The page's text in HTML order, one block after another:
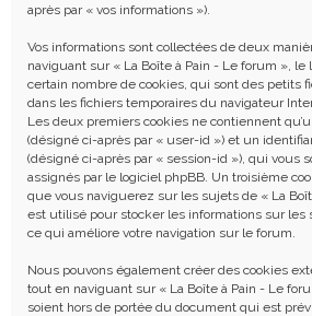
après par « vos informations »).
Vos informations sont collectées de deux
naviguant sur « La Boîte à Pain - Le forum », le
certain nombre de cookies, qui sont des petits
dans les fichiers temporaires du navigateur
Les deux premiers cookies ne contiennent
(désigné ci-après par « user-id ») et un
(désigné ci-après par « session-id »), qui vous
assignés par le logiciel phpBB. Un troisième
que vous naviguerez sur les sujets de « La
est utilisé pour stocker les informations sur les
ce qui améliore votre navigation sur le forum.
Nous pouvons également créer des cookies
tout en naviguant sur « La Boîte à Pain - Le
soient hors de portée du document qui est